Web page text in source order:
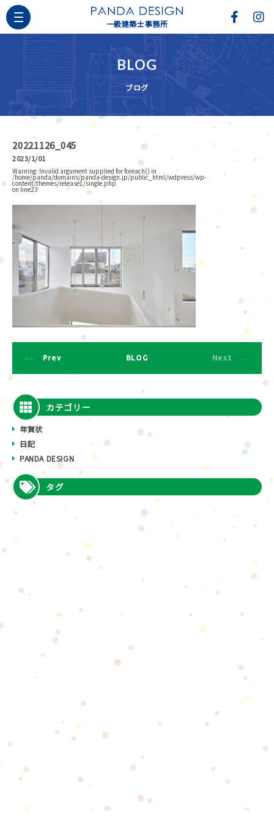
一級建築士事務所
BLOG
ブログ
20221126_045
2023/1/01
Warning: Invalid argument supplied for foreach() in
/home/panda/domains/panda-design.jp/public_html/wdpress/wp-
content/themes/release1/single.php
on line23
Prev BLOG Next
カテゴリー
年賀状
日記
PANDA DESIGN
タグ